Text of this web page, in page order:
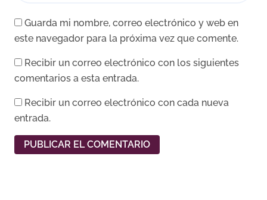
Guarda mi nombre, correo electrónico y web en
este navegador para la próxima vez que comente.
Recibir un correo electrónico con los siguientes
comentarios a esta entrada.
Recibir un correo electrónico con cada nueva
entrada.